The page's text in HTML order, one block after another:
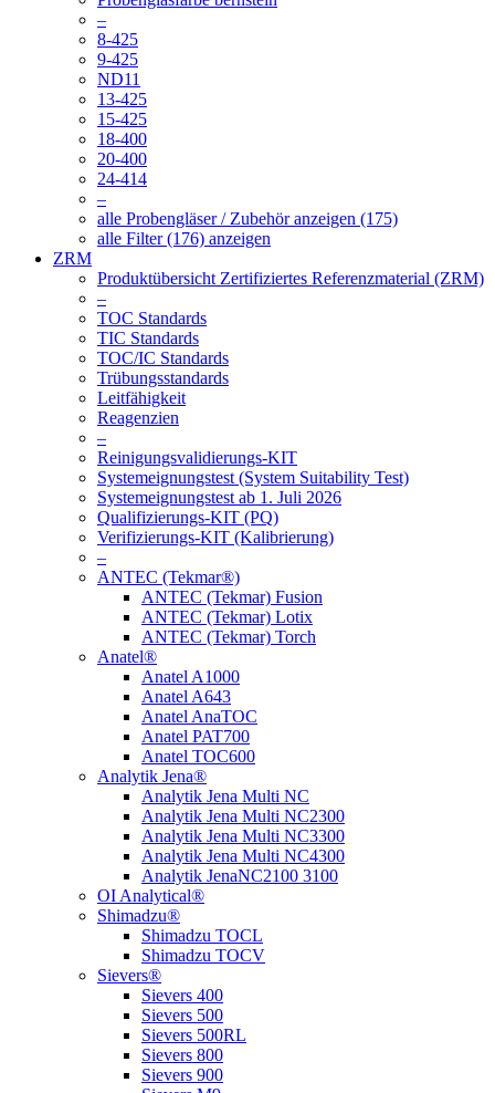
–
8-425
9-425
ND11
13-425
15-425
18-400
20-400
24-414
–
alle Probengläser / Zubehör anzeigen (175)
alle Filter (176) anzeigen
ZRM
Produktübersicht Zertifiziertes Referenzmaterial (ZRM)
–
TOC Standards
TIC Standards
TOC/IC Standards
Trübungsstandards
Leitfähigkeit
Reagenzien
–
Reinigungsvalidierungs-KIT
Systemeignungstest (System Suitability Test)
Systemeignungstest ab 1. Juli 2026
Qualifizierungs-KIT (PQ)
Verifizierungs-KIT (Kalibrierung)
–
ANTEC (Tekmar®)
ANTEC (Tekmar) Fusion
ANTEC (Tekmar) Lotix
ANTEC (Tekmar) Torch
Anatel®
Anatel A1000
Anatel A643
Anatel AnaTOC
Anatel PAT700
Anatel TOC600
Analytik Jena®
Analytik Jena Multi NC
Analytik Jena Multi NC2300
Analytik Jena Multi NC3300
Analytik Jena Multi NC4300
Analytik JenaNC2100 3100
OI Analytical®
Shimadzu®
Shimadzu TOCL
Shimadzu TOCV
Sievers®
Sievers 400
Sievers 500
Sievers 500RL
Sievers 800
Sievers 900